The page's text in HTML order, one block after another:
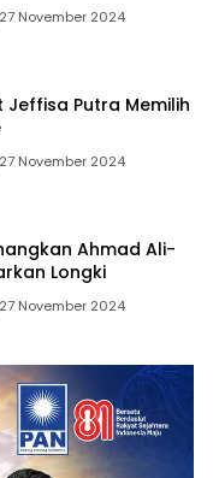
November 2024
Putra Memilih
November 2024
Ahmad Ali-
Longki
November 2024